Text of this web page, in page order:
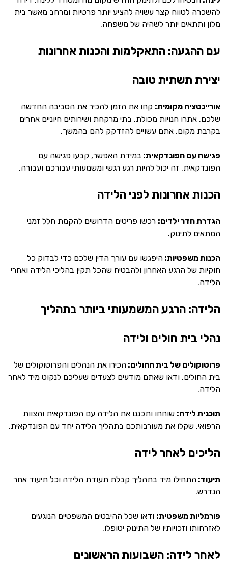
להשכרה לטווח קצר עשויה להציע יותר פרטיות ומרחב מאשר בית
מלון ותתאים יותר לשהיה של משפחה.
עם ההגעה: התאקלמות והכנות אחרונות
יצירת תשתית טובה
אוריינטציה מקומית: קחו את הזמן להכיר את הסביבה החדשה
שלכם. אתרו חנויות מכולת, בתי מרקחת ושירותים חיוניים אחרים
בקרבת מקום. אתם עשויים להזדקק להם בהמשך.
פגישה עם הפונדקאית: במידת האפשר, קבעו פגישה עם
הפונדקאית. זה יכול להיות רגע רגשי ומשמעותי עבורכם ועבורה.
הכנות אחרונות לפני הלידה
הגדרת חדר ילדים: רכשו פריטים הדרושים להקמת חלל זמני
המתאים לתינוק.
הכנות משפטיות: היפגשו עם עורך הדין שלכם כדי לבדוק כל
חוקיות של הרגע האחרון ולהבטיח שהכל תקין בהליכי הלידה ואחרי
הלידה.
הלידה: הרגע המשמעותי ביותר בתהליך
נהלי בית חולים ולידה
פרוטוקולים של בית החולים: הכירו את הנהלים והפרוטוקולים של
בית החולים. ודאו שאתם מודעים לצעדים שעליכם לנקוט מיד לאחר
הלידה.
תוכנית לידה: שוחחו ותכננו את הלידה עם הפונדקאית והצוות
הרפואי. שקלו את מעורבותכם בתהליך הלידה יחד עם הפונדקאית.
הליכים לאחר לידה
תיעוד: התחילו מיד בתהליך קבלת תעודת הלידה וכל תיעוד אחר
הנדרש.
פורמליות משפטית: ודאו שכל ההיבטים המשפטיים הנוגעים
לאזרחותו וזכויותיו של התינוק יטופלו.
לאחר לידה: השבועות הראשונים